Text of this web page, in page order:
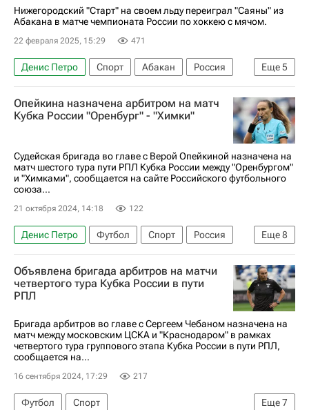
Кубок России по футболу
Нижегородский "Старт" на своем льду переиграл "Саяны" из
Абакана в матче чемпионата России по хоккею с мячом.
22 февраля 2025, 15:29 471
Еще5
Денис Петро Спорт Абакан
Россия
Нижний Новгород
Старт (Нижний Новгород)
Динамо Москва
Уральский трубник
Опейкина назначена арбитром на матч
Кубка России "Оренбург" - "Химки"
Судейская бригада во главе с Верой Опейкиной назначена на
матч шестого тура пути РПЛ Кубка России между "Оренбургом"
и "Химками", сообщается на сайте Российского футбольного
союза...
21 октября 2024, 14:18 122
Еще8
Денис Петро Футбол Спорт
Россия
Оренбург
Оренбург
Алексей Сухой
Химки
Российский футбольный союз (РФС)
Москва
Динамо Москва
Объявлена бригада арбитров на матчи
четвертого тура Кубка России в пути
РПЛ
Бригада арбитров во главе с Сергеем Чебаном назначена на
матч между московским ЦСКА и "Краснодаром" в рамках
четвертого тура группового этапа Кубка России в пути РПЛ,
сообщается на...
16 сентября 2024, 17:29 217
Еще7
Футбол
Спорт